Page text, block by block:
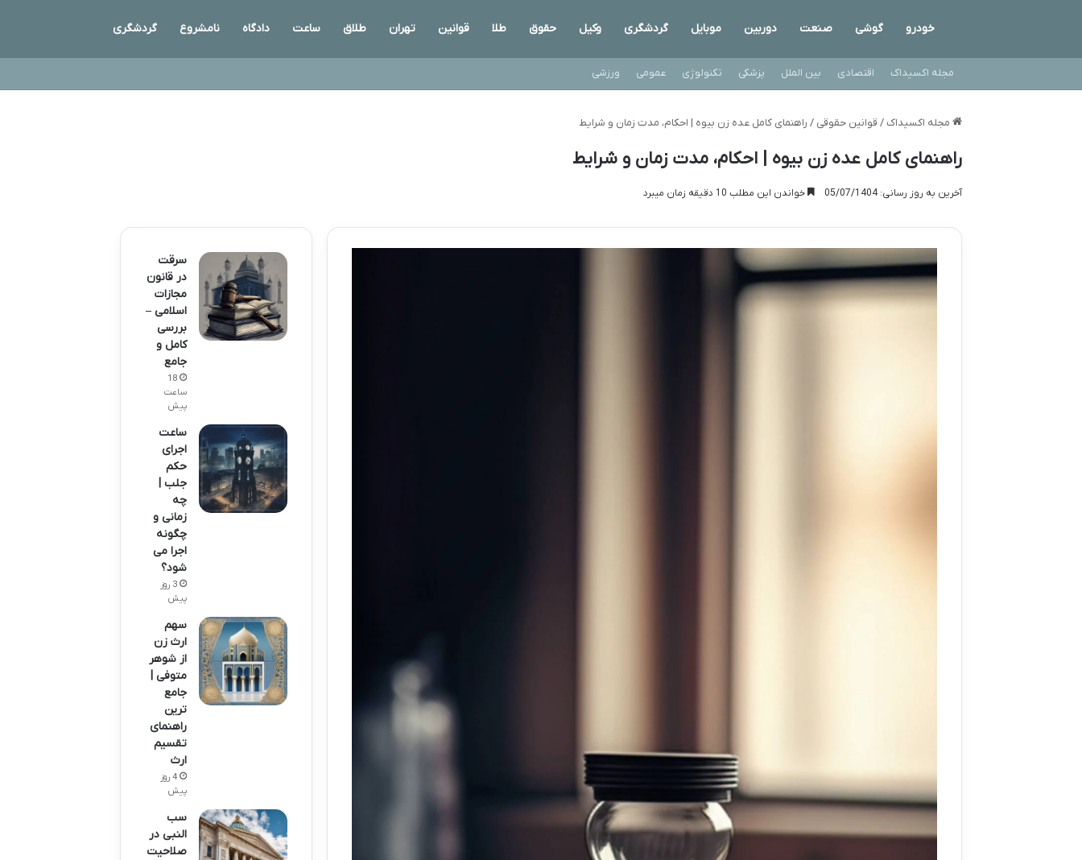
خودرو گوشی صنعت دوربین موبایل گردشگری وکیل حقوق طلا قوانین تهران طلاق ساعت دادگاه نامشروع گردشگری
مجله اکسیداک اقتصادی بین الملل پزشکی تکنولوژی عمومی ورزشی
مجله اکسیداک / قوانین حقوقی / راهنمای کامل عده زن بیوه | احکام، مدت زمان و شرایط
راهنمای کامل عده زن بیوه | احکام، مدت زمان و شرایط
آخرین به روز رسانی: 05/07/1404 خواندن این مطلب 10 دقیقه زمان میبرد
سرقت
در قانون
مجازات
اسلامی –
بررسی
کامل و
جامع
18
ساعت
پیش
ساعت
اجرای
حکم
جلب |
چه
زمانی و
چگونه
اجرا می
شود؟
3 روز
پیش
سهم
ارث زن
از شوهر
متوفی |
جامع
ترین
راهنمای
تقسیم
ارث
4 روز
پیش
سب
النبی در
صلاحیت